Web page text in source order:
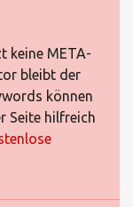
keine META-
bleibt der
können
Seite hilfreich